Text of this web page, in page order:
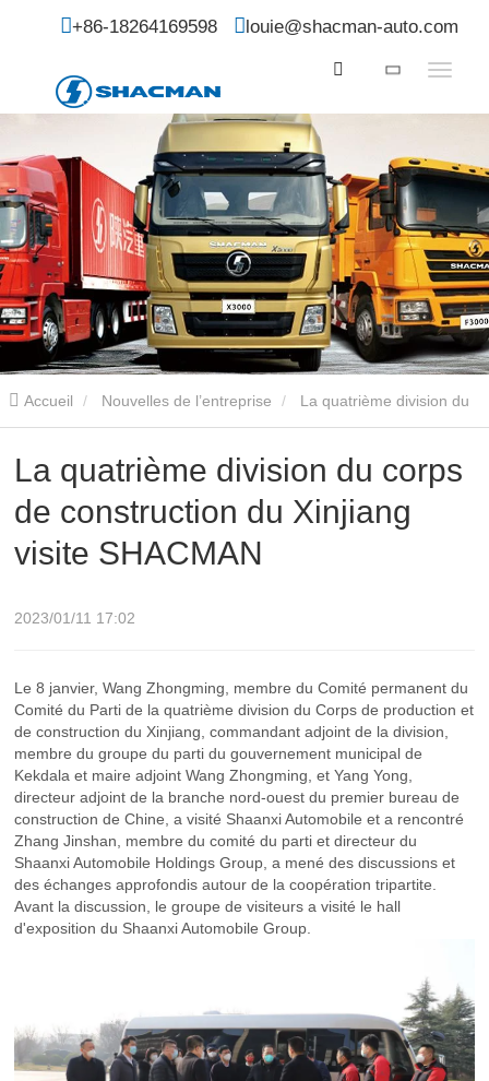
+86-18264169598 louie@shacman-auto.com
Accueil Nouvelles de l’entreprise
corps de construction du Xinjiang visite SHACMAN
La quatrième division du corps
de construction du Xinjiang
visite SHACMAN
2023/01/11 17:02
Le 8 janvier, Wang Zhongming, membre du Comité permanent du
Comité du Parti de la quatrième division du Corps de production et
de construction du Xinjiang, commandant adjoint de la division,
membre du groupe du parti du gouvernement municipal de
Kekdala et maire adjoint Wang Zhongming, et Yang Yong,
directeur adjoint de la branche nord-ouest du premier bureau de
construction de Chine, a visité Shaanxi Automobile et a rencontré
Zhang Jinshan, membre du comité du parti et directeur du
Shaanxi Automobile Holdings Group, a mené des discussions et
des échanges approfondis autour de la coopération tripartite.
Avant la discussion, le groupe de visiteurs a visité le hall
d'exposition du Shaanxi Automobile Group.